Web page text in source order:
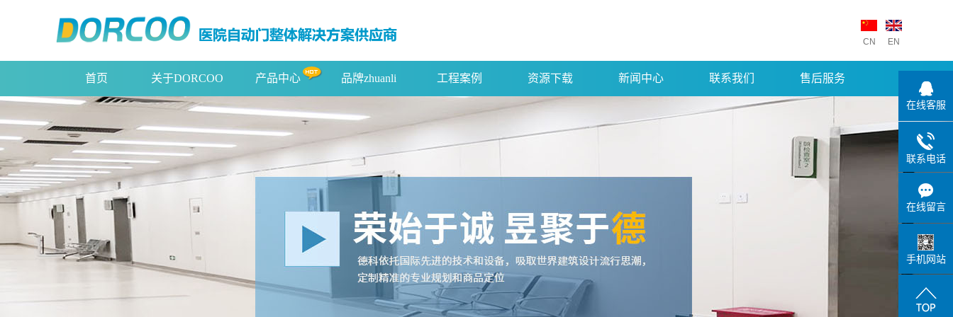
CN EN
首页 关于DORCOO 产品中心 品牌zhuanli 工程案例 资源下载 新闻中心 联系我们 售后服务
在线客服
联系电话
在线留言
手机网站